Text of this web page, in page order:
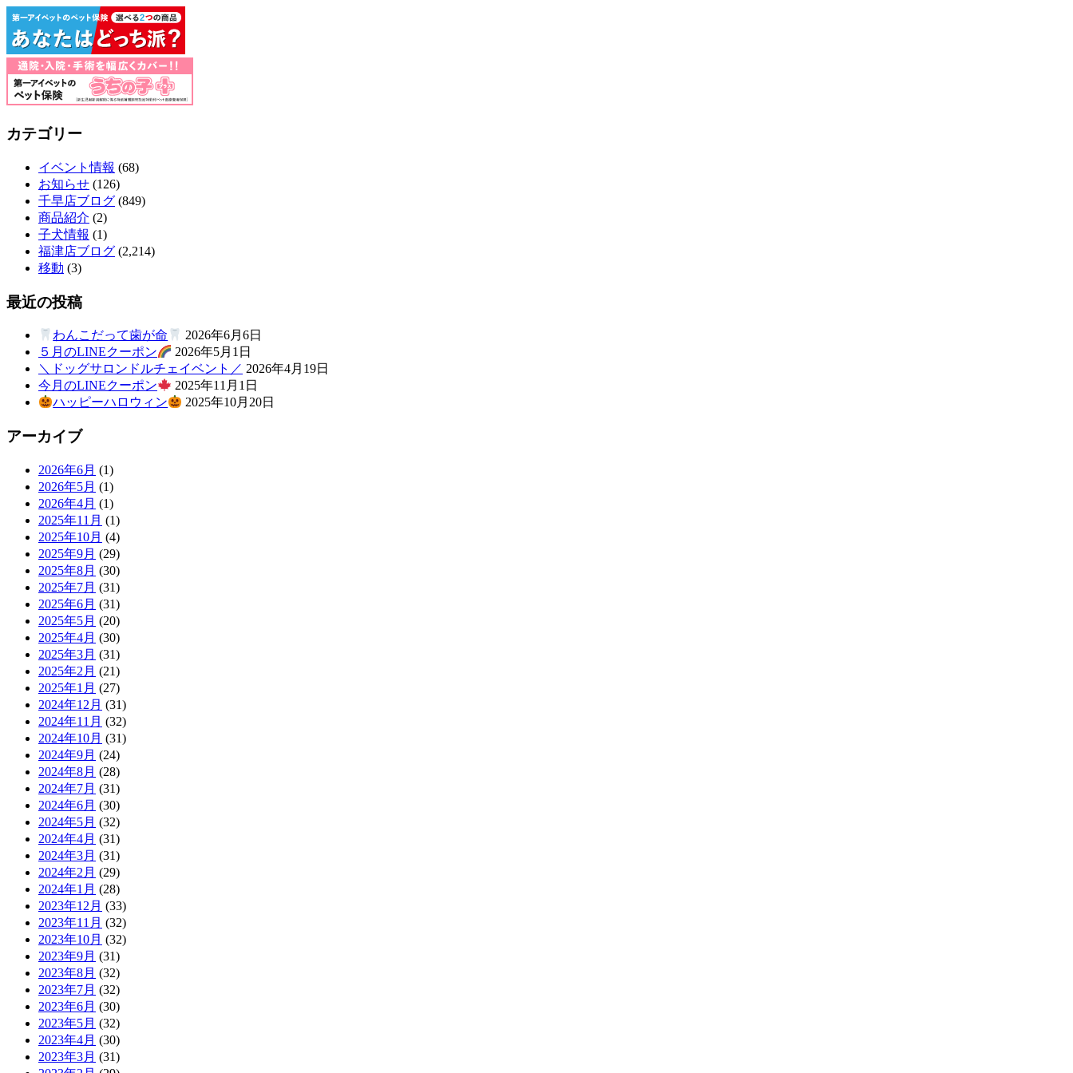
カテゴリー
イベント情報 (68)
お知らせ (126)
千早店ブログ (849)
商品紹介 (2)
子犬情報 (1)
福津店ブログ (2,214)
移動 (3)
最近の投稿
わんこだって歯が命
2026年6月6日
５月のLINEクーポン
2026年5月1日
＼ドッグサロンドルチェイベント／ 2026年4月19日
今月のLINEクーポン
2025年11月1日
ハッピーハロウィン
2025年10月20日
アーカイブ
2026年6月 (1)
2026年5月 (1)
2026年4月 (1)
2025年11月 (1)
2025年10月 (4)
2025年9月 (29)
2025年8月 (30)
2025年7月 (31)
2025年6月 (31)
2025年5月 (20)
2025年4月 (30)
2025年3月 (31)
2025年2月 (21)
2025年1月 (27)
2024年12月 (31)
2024年11月 (32)
2024年10月 (31)
2024年9月 (24)
2024年8月 (28)
2024年7月 (31)
2024年6月 (30)
2024年5月 (32)
2024年4月 (31)
2024年3月 (31)
2024年2月 (29)
2024年1月 (28)
2023年12月 (33)
2023年11月 (32)
2023年10月 (32)
2023年9月 (31)
2023年8月 (32)
2023年7月 (32)
2023年6月 (30)
2023年5月 (32)
2023年4月 (30)
2023年3月 (31)